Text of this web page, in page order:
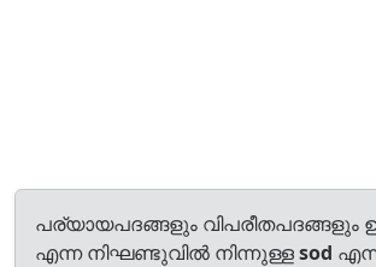
പര്യായപദങ്ങളും വിപരീതപദങ്ങളും
എന്ന നിഘണ്ടുവിൽ നിന്നുള്ളsod